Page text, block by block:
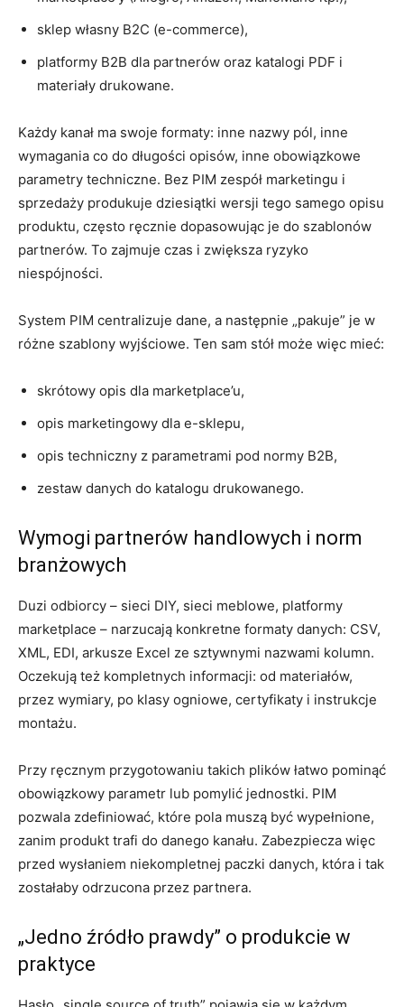
sklep własny B2C (e-commerce),
platformy B2B dla partnerów oraz katalogi PDF i
materiały drukowane.
Każdy kanał ma swoje formaty: inne nazwy pól, inne
wymagania co do długości opisów, inne obowiązkowe
parametry techniczne. Bez PIM zespół marketingu i
sprzedaży produkuje dziesiątki wersji tego samego opisu
produktu, często ręcznie dopasowując je do szablonów
partnerów. To zajmuje czas i zwiększa ryzyko
niespójności.
System PIM centralizuje dane, a następnie „pakuje” je w
różne szablony wyjściowe. Ten sam stół może więc mieć:
skrótowy opis dla marketplace’u,
opis marketingowy dla e-sklepu,
opis techniczny z parametrami pod normy B2B,
zestaw danych do katalogu drukowanego.
Wymogi partnerów handlowych i norm
branżowych
Duzi odbiorcy – sieci DIY, sieci meblowe, platformy
marketplace – narzucają konkretne formaty danych: CSV,
XML, EDI, arkusze Excel ze sztywnymi nazwami kolumn.
Oczekują też kompletnych informacji: od materiałów,
przez wymiary, po klasy ogniowe, certyfikaty i instrukcje
montażu.
Przy ręcznym przygotowaniu takich plików łatwo pominąć
obowiązkowy parametr lub pomylić jednostki. PIM
pozwala zdefiniować, które pola muszą być wypełnione,
zanim produkt trafi do danego kanału. Zabezpiecza więc
przed wysłaniem niekompletnej paczki danych, która i tak
zostałaby odrzucona przez partnera.
„Jedno źródło prawdy” o produkcie w
praktyce